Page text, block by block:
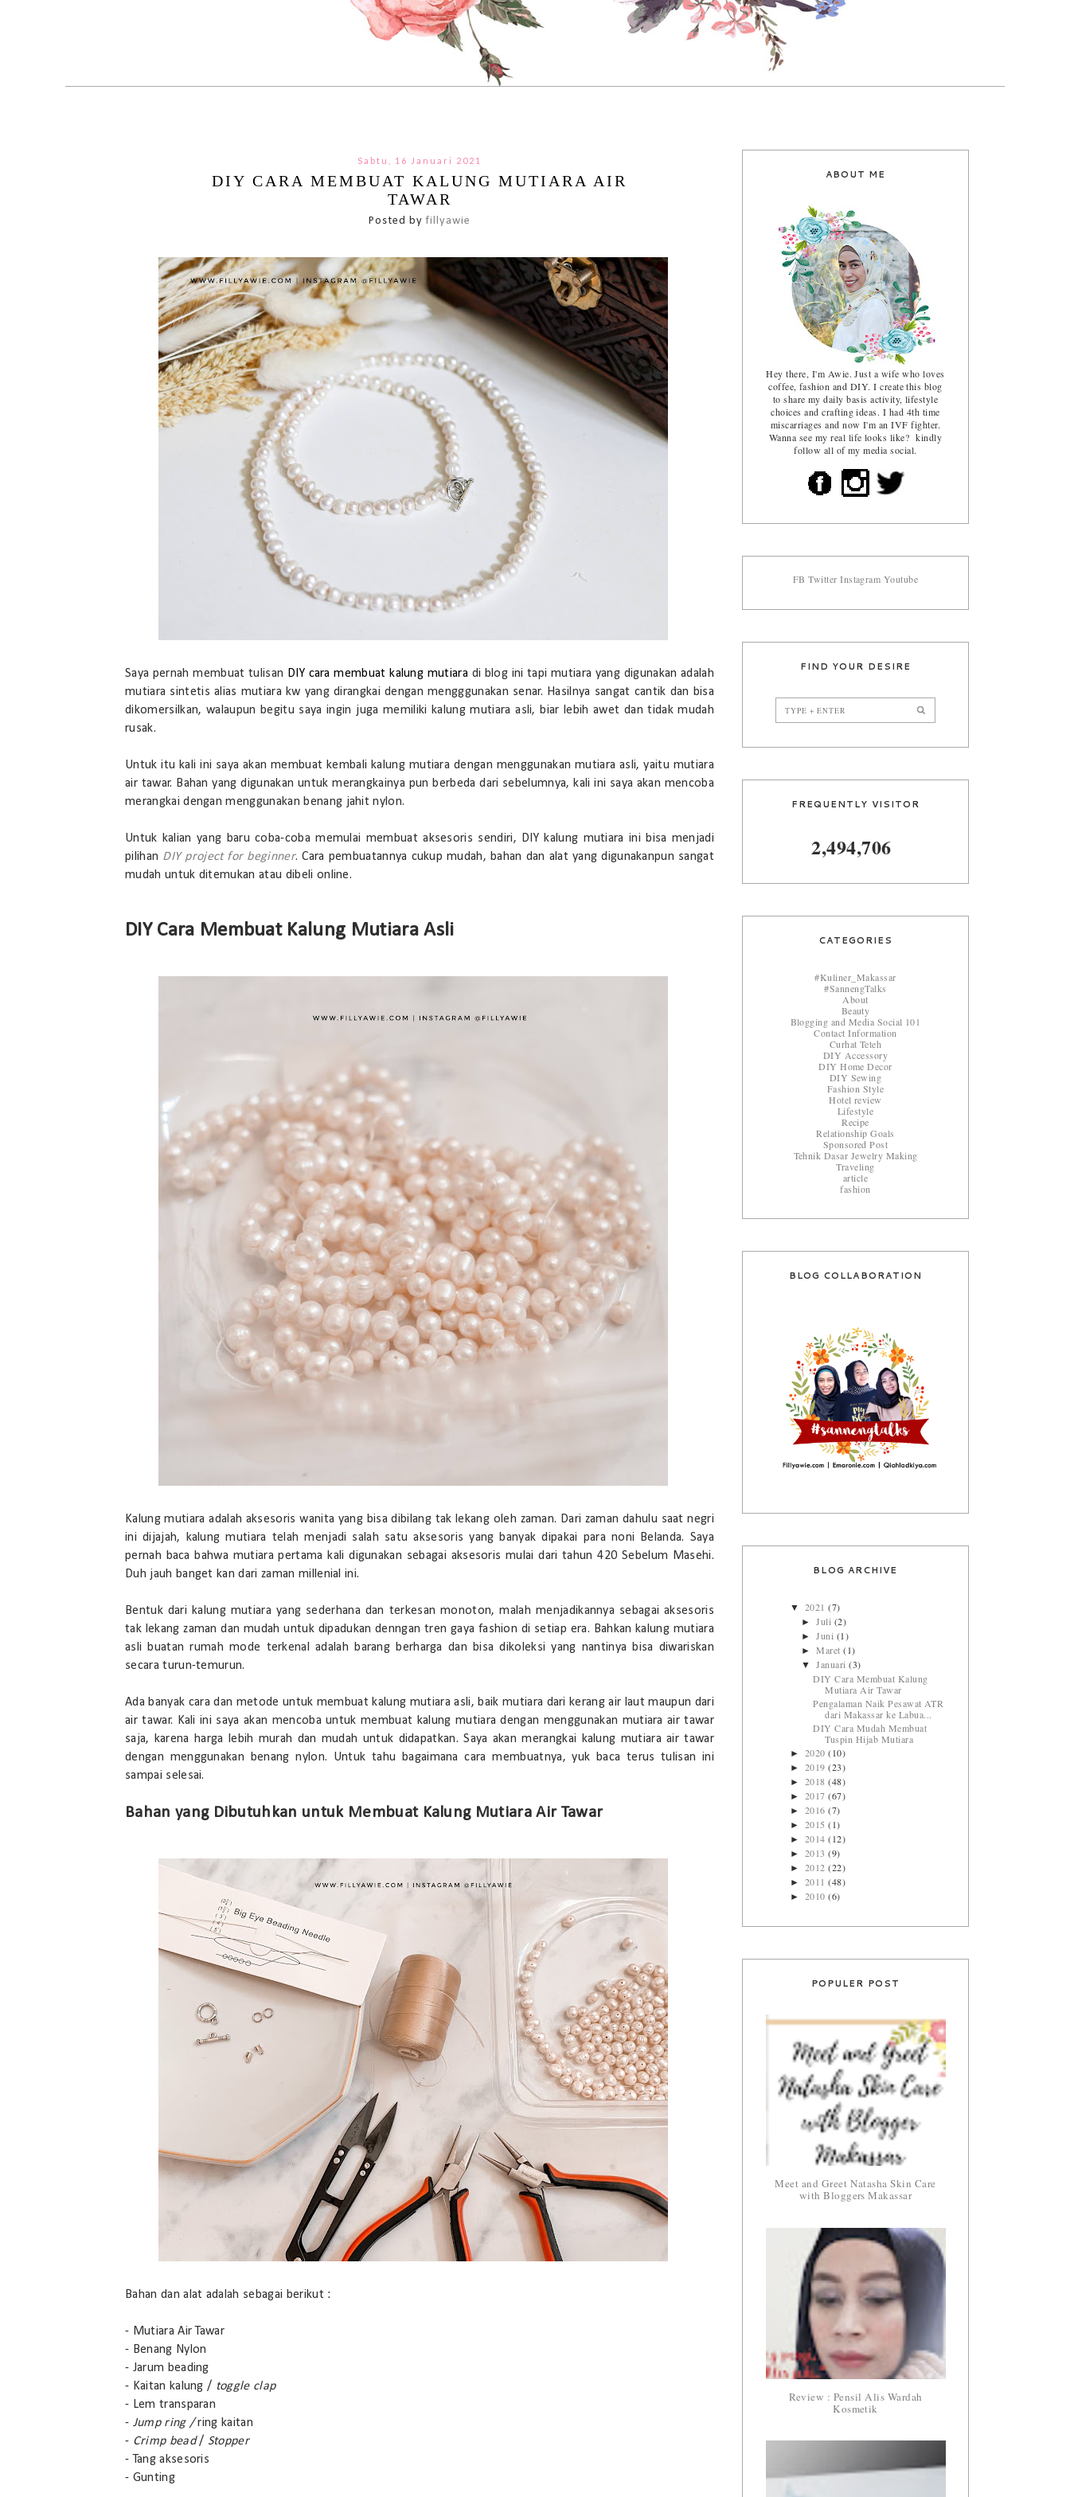
Sabtu, 16 Januari 2021
DIY CARA MEMBUAT KALUNG MUTIARA AIR
TAWAR
Posted byfillyawie
Saya pernah membuat tulisan DIY cara membuat kalung mutiara di blog ini tapi mutiara yang digunakan adalah
mutiara sintetis alias mutiara kw yang dirangkai dengan mengggunakan senar. Hasilnya sangat cantik dan bisa
dikomersilkan, walaupun begitu saya ingin juga memiliki kalung mutiara asli, biar lebih awet dan tidak mudah
rusak.
Untuk itu kali ini saya akan membuat kembali kalung mutiara dengan menggunakan mutiara asli, yaitu mutiara
air tawar. Bahan yang digunakan untuk merangkainya pun berbeda dari sebelumnya, kali ini saya akan mencoba
merangkai dengan menggunakan benang jahit nylon.
Untuk kalian yang baru coba-coba memulai membuat aksesoris sendiri, DIY kalung mutiara ini bisa menjadi
pilihan DIY project for beginner. Cara pembuatannya cukup mudah, bahan dan alat yang digunakanpun sangat
mudah untuk ditemukan atau dibeli online.
DIY Cara Membuat Kalung Mutiara Asli
Kalung mutiara adalah aksesoris wanita yang bisa dibilang tak lekang oleh zaman. Dari zaman dahulu saat negri
ini dijajah, kalung mutiara telah menjadi salah satu aksesoris yang banyak dipakai para noni Belanda. Saya
pernah baca bahwa mutiara pertama kali digunakan sebagai aksesoris mulai dari tahun 420 Sebelum Masehi.
Duh jauh banget kan dari zaman millenial ini.
Bentuk dari kalung mutiara yang sederhana dan terkesan monoton, malah menjadikannya sebagai aksesoris
tak lekang zaman dan mudah untuk dipadukan denngan tren gaya fashion di setiap era. Bahkan kalung mutiara
asli buatan rumah mode terkenal adalah barang berharga dan bisa dikoleksi yang nantinya bisa diwariskan
secara turun-temurun.
Ada banyak cara dan metode untuk membuat kalung mutiara asli, baik mutiara dari kerang air laut maupun dari
air tawar. Kali ini saya akan mencoba untuk membuat kalung mutiara dengan menggunakan mutiara air tawar
saja, karena harga lebih murah dan mudah untuk didapatkan. Saya akan merangkai kalung mutiara air tawar
dengan menggunakan benang nylon. Untuk tahu bagaimana cara membuatnya, yuk baca terus tulisan ini
sampai selesai.
Bahan yang Dibutuhkan untuk Membuat Kalung Mutiara Air Tawar
Bahan dan alat adalah sebagai berikut :
- Mutiara Air Tawar
- Benang Nylon
- Jarum beading
- Kaitan kalung / toggle clap
- Lem transparan
- Jump ring /ring kaitan
- Crimp bead/ Stopper
- Tang aksesoris
- Gunting
ABOUT ME
Hey there, I'm Awie. Just a wife who loves
coffee, fashion and DIY. I create this blog
to share my daily basis activity, lifestyle
choices and crafting ideas. I had 4th time
miscarriages and now I'm an IVF fighter.
Wanna see my real life looks like? kindly
follow all of my media social.
FB Twitter Instagram Youtube
FIND YOUR DESIRE
FREQUENTLY VISITOR
2,494,706
CATEGORIES
#Kuliner_Makassar
#SannengTalks
About
Beauty
Blogging and Media Social 101
Contact Information
Curhat Teteh
DIY Accessory
DIY Home Decor
DIY Sewing
Fashion Style
Hotel review
Lifestyle
Recipe
Relationship Goals
Sponsored Post
Tehnik Dasar Jewelry Making
Traveling
article
fashion
BLOG COLLABORATION
BLOG ARCHIVE
▼ 2021(7)
►Juli (2)
►Juni (1)
►Maret(1)
▼Januari(3)
DIY Cara Membuat Kalung
Mutiara Air Tawar
Pengalaman Naik Pesawat ATR
dari Makassar ke Labua...
DIY Cara Mudah Membuat
Tuspin Hijab Mutiara
► 2020(10)
► 2019(23)
► 2018(48)
► 2017(67)
► 2016(7)
► 2015(1)
► 2014(12)
► 2013(9)
► 2012(22)
► 2011(48)
► 2010(6)
POPULER POST
Meet and Greet Natasha Skin Care
with Bloggers Makassar
Review : Pensil Alis Wardah
Kosmetik